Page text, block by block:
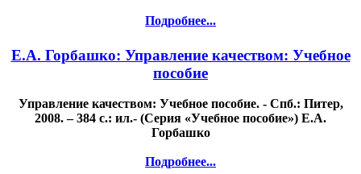
Подробнее...
Е.А. Горбашко: Управление качеством: Учебное
пособие
Управление качеством: Учебное пособие. - Спб.: Питер,
2008. – 384 с.: ил.- (Серия «Учебное пособие») Е.А.
Горбашко
Подробнее...